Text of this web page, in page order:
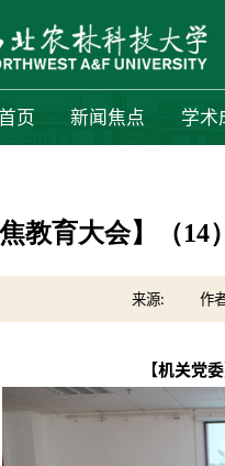
首页 新闻焦点 学术
焦教育大会】（
来源: 作
【机关党